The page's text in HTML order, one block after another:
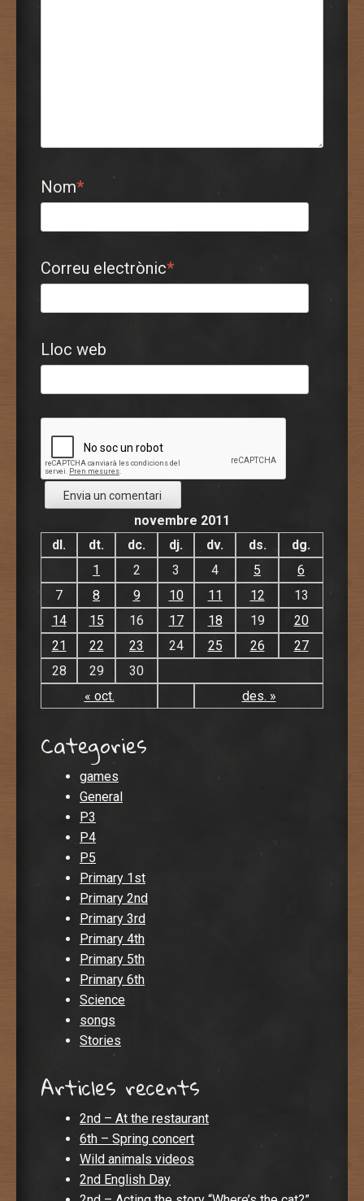
Nom*
Correu electrònic*
Lloc web
novembre 2011
dl.
dt. dc. dj. dv. ds. dg.
« oct. des. »
1 2 3 4 5
6
7
8 9 10 11 12
13
14
15 16 17 18 19
20
21
22 23 24 25 26
27
28
29 30
Categories
games
General
P3
P4
P5
Primary 1st
Primary 2nd
Primary 3rd
Primary 4th
Primary 5th
Primary 6th
Science
songs
Stories
Articles recents
2nd – At the restaurant
6th – Spring concert
Wild animals videos
2nd English Day